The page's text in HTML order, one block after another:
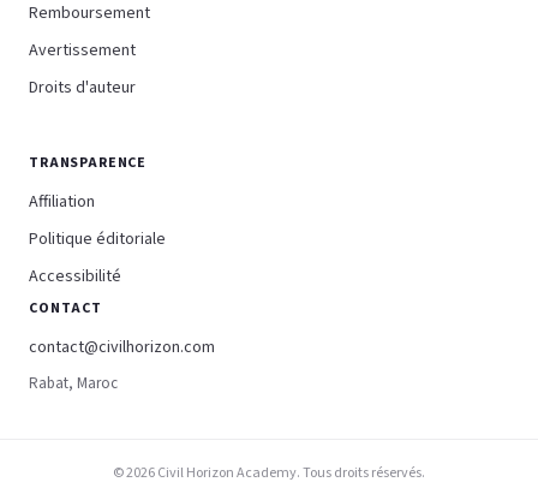
Remboursement
Avertissement
Droits d'auteur
TRANSPARENCE
Affiliation
Politique éditoriale
Accessibilité
CONTACT
contact@civilhorizon.com
Rabat, Maroc
© 2026 Civil Horizon Academy. Tous droits réservés.